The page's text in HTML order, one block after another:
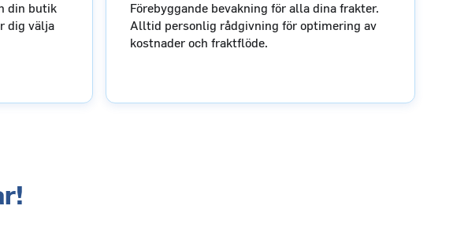
din butik
dig välja
Förebyggande bevakning för alla dina frakter.
Alltid personlig rådgivning för optimering av
kostnader och fraktflöde.